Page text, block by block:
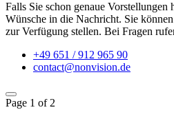
Falls Sie schon genaue Vorstellungen
Wünsche in die Nachricht. Sie
zur Verfügung stellen. Bei Fragen
+49 651 / 912 965 90
contact@nonvision.de
Page 1 of 2